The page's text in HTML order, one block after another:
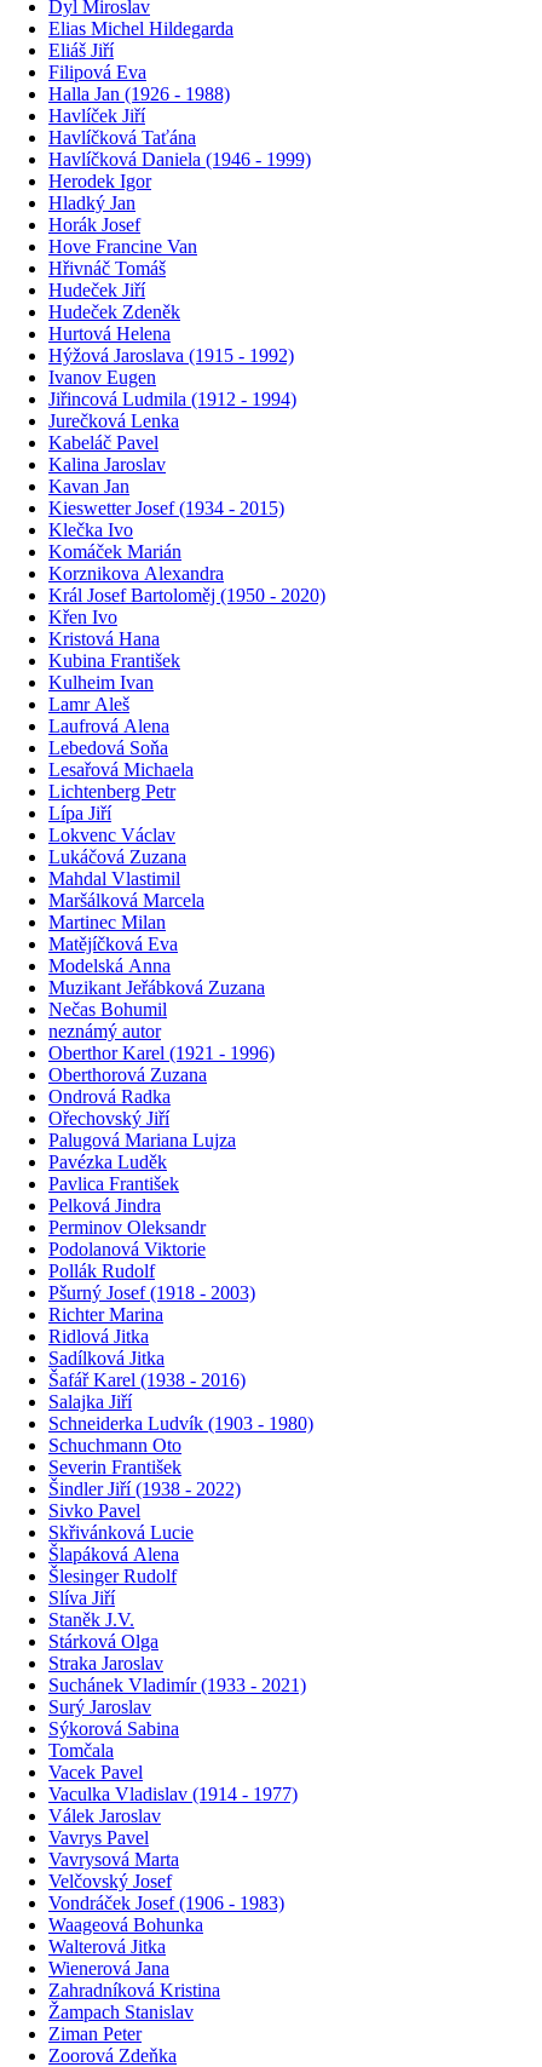
Dyl Miroslav
Elias Michel Hildegarda
Eliáš Jiří
Filipová Eva
Halla Jan (1926 - 1988)
Havlíček Jiří
Havlíčková Taťána
Havlíčková Daniela (1946 - 1999)
Herodek Igor
Hladký Jan
Horák Josef
Hove Francine Van
Hřivnáč Tomáš
Hudeček Jiří
Hudeček Zdeněk
Hurtová Helena
Hýžová Jaroslava (1915 - 1992)
Ivanov Eugen
Jiřincová Ludmila (1912 - 1994)
Jurečková Lenka
Kabeláč Pavel
Kalina Jaroslav
Kavan Jan
Kieswetter Josef (1934 - 2015)
Klečka Ivo
Komáček Marián
Korznikova Alexandra
Král Josef Bartoloměj (1950 - 2020)
Křen Ivo
Kristová Hana
Kubina František
Kulheim Ivan
Lamr Aleš
Laufrová Alena
Lebedová Soňa
Lesařová Michaela
Lichtenberg Petr
Lípa Jiří
Lokvenc Václav
Lukáčová Zuzana
Mahdal Vlastimil
Maršálková Marcela
Martinec Milan
Matějíčková Eva
Modelská Anna
Muzikant Jeřábková Zuzana
Nečas Bohumil
neznámý autor
Oberthor Karel (1921 - 1996)
Oberthorová Zuzana
Ondrová Radka
Ořechovský Jiří
Palugová Mariana Lujza
Pavézka Luděk
Pavlica František
Pelková Jindra
Perminov Oleksandr
Podolanová Viktorie
Pollák Rudolf
Pšurný Josef (1918 - 2003)
Richter Marina
Ridlová Jitka
Sadílková Jitka
Šafář Karel (1938 - 2016)
Salajka Jiří
Schneiderka Ludvík (1903 - 1980)
Schuchmann Oto
Severin František
Šindler Jiří (1938 - 2022)
Sivko Pavel
Skřivánková Lucie
Šlapáková Alena
Šlesinger Rudolf
Slíva Jiří
Staněk J.V.
Stárková Olga
Straka Jaroslav
Suchánek Vladimír (1933 - 2021)
Surý Jaroslav
Sýkorová Sabina
Tomčala
Vacek Pavel
Vaculka Vladislav (1914 - 1977)
Válek Jaroslav
Vavrys Pavel
Vavrysová Marta
Velčovský Josef
Vondráček Josef (1906 - 1983)
Waageová Bohunka
Walterová Jitka
Wienerová Jana
Zahradníková Kristina
Žampach Stanislav
Ziman Peter
Zoorová Zdeňka